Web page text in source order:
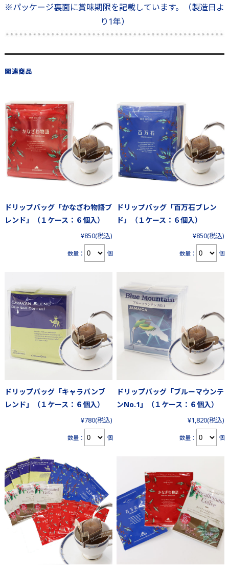
※パッケージ裏面に賞味期限を記載しています。（製造日よ
り1年）
関連商品
ドリップバッグ「かなざわ物語ブ
レンド」（１ケース：６個入）
¥850(税込)
数量： 個
ドリップバッグ「百万石ブレン
ド」（１ケース：６個入）
¥850(税込)
数量： 個
ドリップバッグ「キャラバンブ
レンド」（１ケース：６個入）
¥780(税込)
数量： 個
ドリップバッグ「ブルーマウンテ
ンNo.1」（１ケース：６個入）
¥1,820(税込)
数量： 個